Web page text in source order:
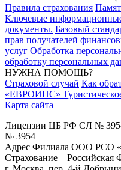
Правила страхования
Ключевые
документы. Базовый
прав получателей
услуг Обработка
обработку персональных
НУЖНА ПОМОЩЬ?
Страховой случай Как
«ЕВРОИНС»
Карта сайта
Лицензии ЦБ РФ СЛ №
№ 3954
Адрес Филиала ООО РСО
Страхование – Российская